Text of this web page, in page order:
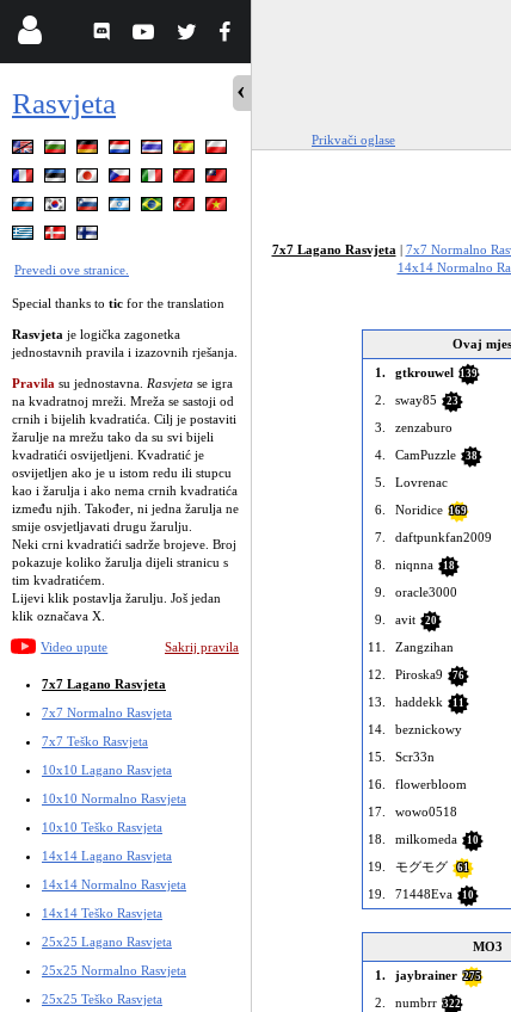
Rasvjeta
Prevedi ove stranice.
Special thanks to tic for the translation
Rasvjeta je logička zagonetka
jednostavnih pravila i izazovnih rješanja.
Pravila su jednostavna. Rasvjeta se igra
na kvadratnoj mreži. Mreža se sastoji od
crnih i bijelih kvadratića. Cilj je postaviti
žarulje na mrežu tako da su svi bijeli
kvadratići osvijetljeni. Kvadratić je
osvijetljen ako je u istom redu ili stupcu
kao i žarulja i ako nema crnih kvadratića
između njih. Također, ni jedna žarulja ne
smije osvjetljavati drugu žarulju.
Neki crni kvadratići sadrže brojeve. Broj
pokazuje koliko žarulja dijeli stranicu s
tim kvadratićem.
Lijevi klik postavlja žarulju. Još jedan
klik označava X.
Video upute Sakrij pravila
7x7 Lagano Rasvjeta
7x7 Normalno Rasvjeta
7x7 Teško Rasvjeta
10x10 Lagano Rasvjeta
10x10 Normalno Rasvjeta
10x10 Teško Rasvjeta
14x14 Lagano Rasvjeta
14x14 Normalno Rasvjeta
14x14 Teško Rasvjeta
25x25 Lagano Rasvjeta
25x25 Normalno Rasvjeta
25x25 Teško Rasvjeta
Prikvači oglase
7x7 Lagano Rasvjeta | 7x7 Normalno
14x14 Normalno
Ovaj
1.
gtkrouwel 139
2.
sway85 23
3.
zenzaburo
4.
CamPuzzle 38
5.
Lovrenac
6.
Noridice 169
7.
daftpunkfan2009
8.
niqnna 18
9.
oracle3000
9.
avit 20
11.
Zangzihan
12.
Piroska9 76
13.
haddekk 11
14.
beznickowy
15.
Scr33n
16.
flowerbloom
17.
wowo0518
18.
milkomeda 10
19.
モグモグ 61
19.
71448Eva 10
MO3
1.
jaybrainer 275
2.
numbrr 322